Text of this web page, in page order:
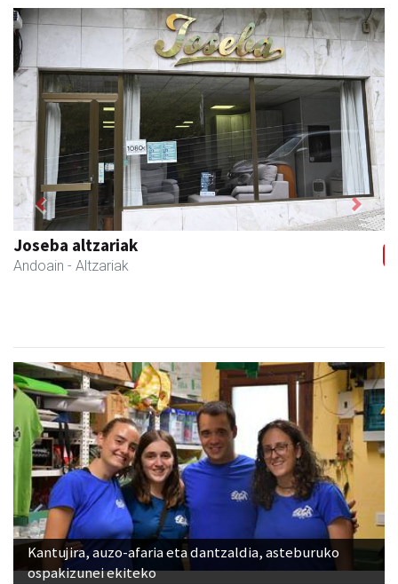
La Salle Berrozpe Ikastetxea
Andoain - Hezkuntza
Previous Next
Kantujira, auzo-afaria eta dantzaldia, asteburuko
ospakizunei ekiteko